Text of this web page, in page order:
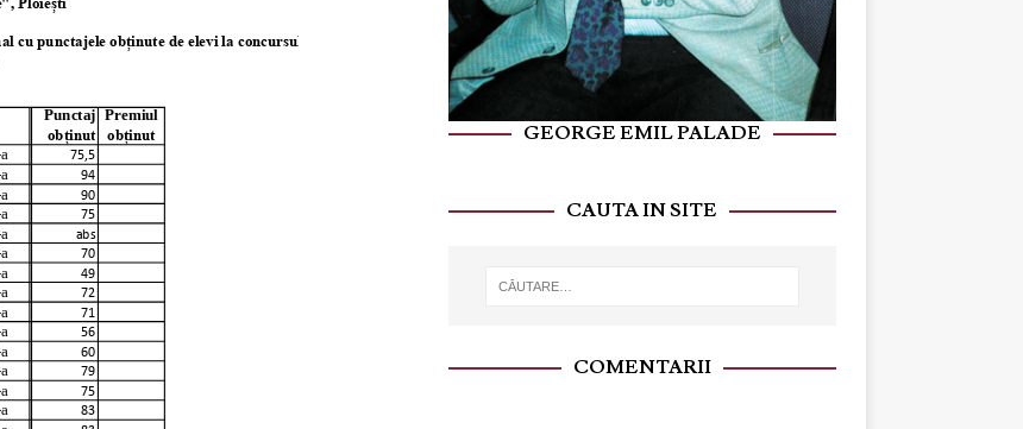
GEORGE EMIL PALADE
CAUTA IN SITE
COMENTARII